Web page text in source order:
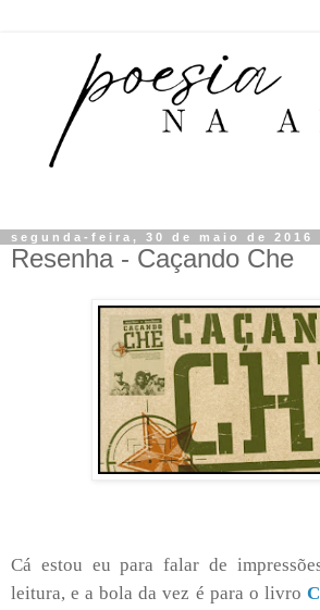
segunda-feira, 30 de maio de 2016
Resenha - Caçando Che
Cá estou eu para falar de
leitura, e a bola da vez é para o livro